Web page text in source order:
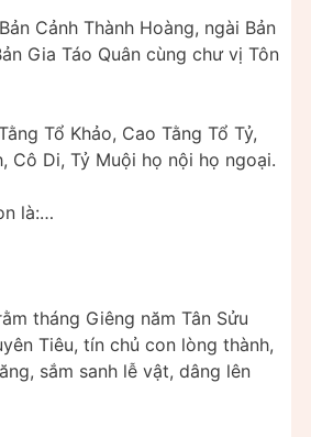
Cảnh Thành Hoàng, ngài Bản
Gia Táo Quân cùng chư vị Tôn
Tổ Khảo, Cao Tằng Tổ Tỷ,
Cô Di, Tỷ Muội họ nội họ ngoại.
là:…
tháng Giêng năm Tân Sửu
Tiêu, tín chủ con lòng thành,
sắm sanh lễ vật, dâng lên